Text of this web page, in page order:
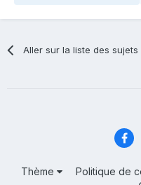
Aller sur la liste des sujets
Thème Politique de